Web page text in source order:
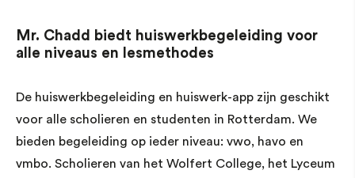
Mr. Chadd biedt huiswerkbegeleiding voor
alle niveaus en lesmethodes
De huiswerkbegeleiding en huiswerk-app zijn geschikt
voor alle scholieren en studenten in Rotterdam. We
bieden begeleiding op ieder niveau: vwo, havo en
vmbo. Scholieren van het Wolfert College, het Lyceum